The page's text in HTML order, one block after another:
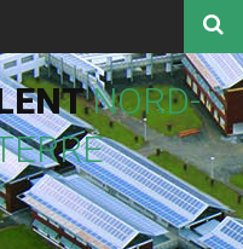
NORD-